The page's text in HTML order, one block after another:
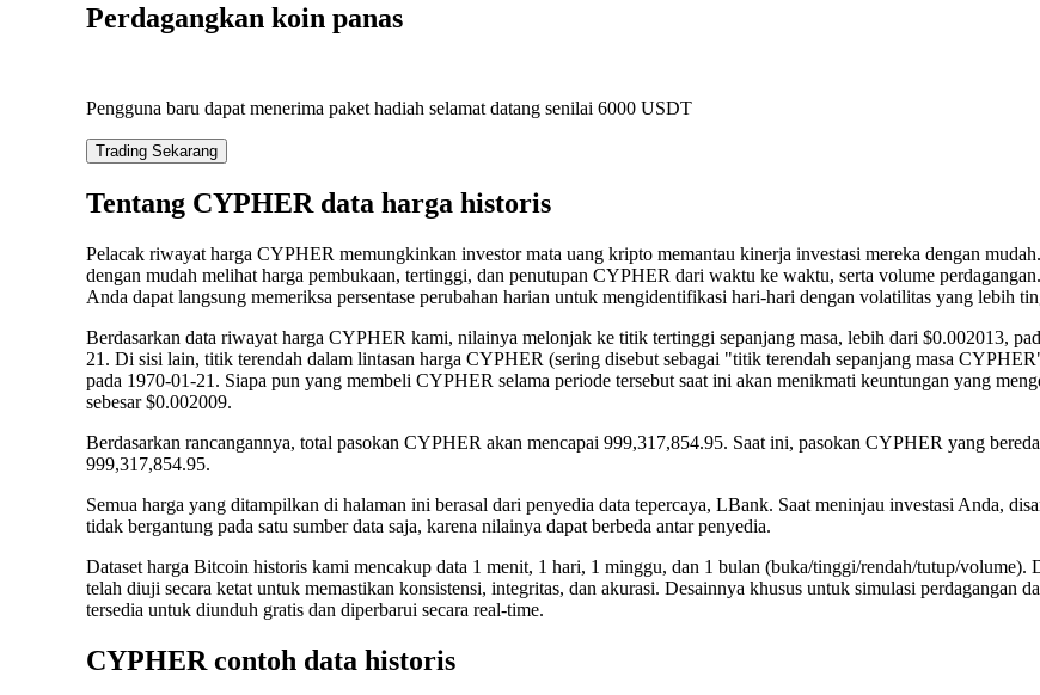
Perdagangkan koin panas
Pengguna baru dapat menerima paket hadiah selamat datang senilai 6000 USDT
Trading Sekarang
Tentang CYPHER data harga historis
Pelacak riwayat harga CYPHER memungkinkan investor mata uang kripto memantau kinerja investasi mereka dengan
dengan mudah melihat harga pembukaan, tertinggi, dan penutupan CYPHER dari waktu ke waktu, serta volume
Anda dapat langsung memeriksa persentase perubahan harian untuk mengidentifikasi hari-hari dengan volatilitas yang lebih
Berdasarkan data riwayat harga CYPHER kami, nilainya melonjak ke titik tertinggi sepanjang masa, lebih dari $0.002013,
21. Di sisi lain, titik terendah dalam lintasan harga CYPHER (sering disebut sebagai "titik terendah sepanjang masa
pada 1970-01-21. Siapa pun yang membeli CYPHER selama periode tersebut saat ini akan menikmati keuntungan yang
sebesar $0.002009.
Berdasarkan rancangannya, total pasokan CYPHER akan mencapai 999,317,854.95. Saat ini, pasokan CYPHER yang
999,317,854.95.
Semua harga yang ditampilkan di halaman ini berasal dari penyedia data tepercaya, LBank. Saat meninjau investasi Anda,
tidak bergantung pada satu sumber data saja, karena nilainya dapat berbeda antar penyedia.
Dataset harga Bitcoin historis kami mencakup data 1 menit, 1 hari, 1 minggu, dan 1 bulan (buka/tinggi/rendah/tutup/volume).
telah diuji secara ketat untuk memastikan konsistensi, integritas, dan akurasi. Desainnya khusus untuk simulasi perdagangan
tersedia untuk diunduh gratis dan diperbarui secara real-time.
CYPHER contoh data historis